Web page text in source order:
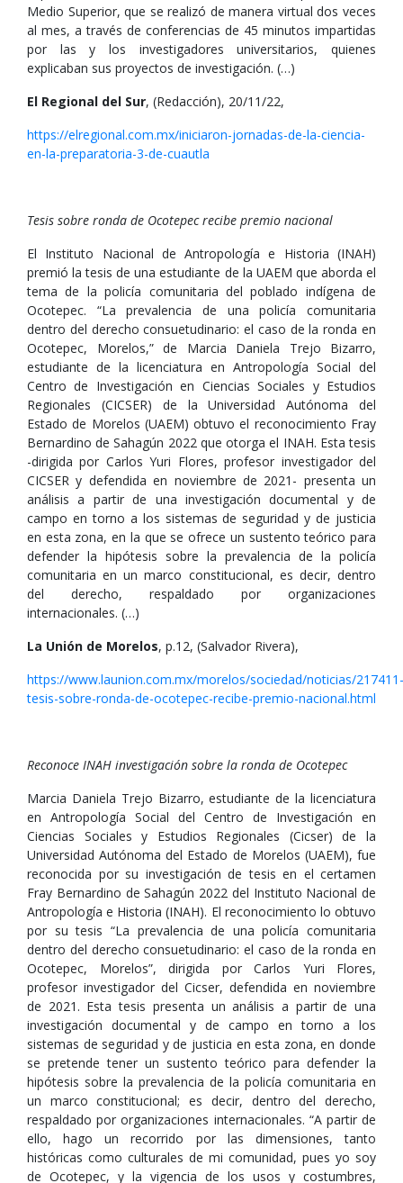
Medio Superior, que se realizó de manera virtual dos veces
al mes, a través de conferencias de 45 minutos impartidas
por las y los investigadores universitarios, quienes
explicaban sus proyectos de investigación. (…)
El Regional del Sur, (Redacción), 20/11/22,
https://elregional.com.mx/iniciaron-jornadas-de-la-ciencia-
en-la-preparatoria-3-de-cuautla
Tesis sobre ronda de Ocotepec recibe premio nacional
El Instituto Nacional de Antropología e Historia (INAH)
premió la tesis de una estudiante de la UAEM que aborda el
tema de la policía comunitaria del poblado indígena de
Ocotepec. “La prevalencia de una policía comunitaria
dentro del derecho consuetudinario: el caso de la ronda en
Ocotepec, Morelos,” de Marcia Daniela Trejo Bizarro,
estudiante de la licenciatura en Antropología Social del
Centro de Investigación en Ciencias Sociales y Estudios
Regionales (CICSER) de la Universidad Autónoma del
Estado de Morelos (UAEM) obtuvo el reconocimiento Fray
Bernardino de Sahagún 2022 que otorga el INAH. Esta tesis
-dirigida por Carlos Yuri Flores, profesor investigador del
CICSER y defendida en noviembre de 2021- presenta un
análisis a partir de una investigación documental y de
campo en torno a los sistemas de seguridad y de justicia
en esta zona, en la que se ofrece un sustento teórico para
defender la hipótesis sobre la prevalencia de la policía
comunitaria en un marco constitucional, es decir, dentro
del derecho, respaldado por organizaciones
internacionales. (…)
La Unión de Morelos, p.12, (Salvador Rivera),
https://www.launion.com.mx/morelos/sociedad/noticias/217411-
tesis-sobre-ronda-de-ocotepec-recibe-premio-nacional.html
Reconoce INAH investigación sobre la ronda de Ocotepec
Marcia Daniela Trejo Bizarro, estudiante de la licenciatura
en Antropología Social del Centro de Investigación en
Ciencias Sociales y Estudios Regionales (Cicser) de la
Universidad Autónoma del Estado de Morelos (UAEM), fue
reconocida por su investigación de tesis en el certamen
Fray Bernardino de Sahagún 2022 del Instituto Nacional de
Antropología e Historia (INAH). El reconocimiento lo obtuvo
por su tesis “La prevalencia de una policía comunitaria
dentro del derecho consuetudinario: el caso de la ronda en
Ocotepec, Morelos”, dirigida por Carlos Yuri Flores,
profesor investigador del Cicser, defendida en noviembre
de 2021. Esta tesis presenta un análisis a partir de una
investigación documental y de campo en torno a los
sistemas de seguridad y de justicia en esta zona, en donde
se pretende tener un sustento teórico para defender la
hipótesis sobre la prevalencia de la policía comunitaria en
un marco constitucional; es decir, dentro del derecho,
respaldado por organizaciones internacionales. “A partir de
ello, hago un recorrido por las dimensiones, tanto
históricas como culturales de mi comunidad, pues yo soy
de Ocotepec, y la vigencia de los usos y costumbres,